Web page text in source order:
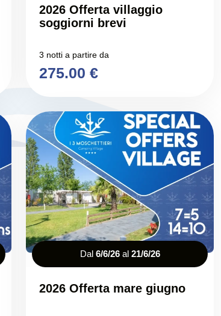
2026 Offerta villaggio
soggiorni brevi
3 notti a partire da
275.00 €
Dal 6/6/26al 21/6/26
2026 Offerta mare giugno